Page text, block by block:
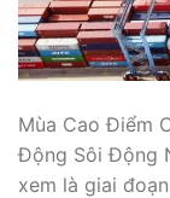
Mùa Cao Điểm
Động Sôi Động
xem là giai